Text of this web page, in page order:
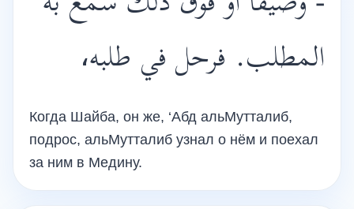
المطلب. فرحل في طلبه،
Когда Шайба, он же, ‘Абд альМутталиб,
подрос, альМутталиб узнал о нём и поехал
за ним в Медину.